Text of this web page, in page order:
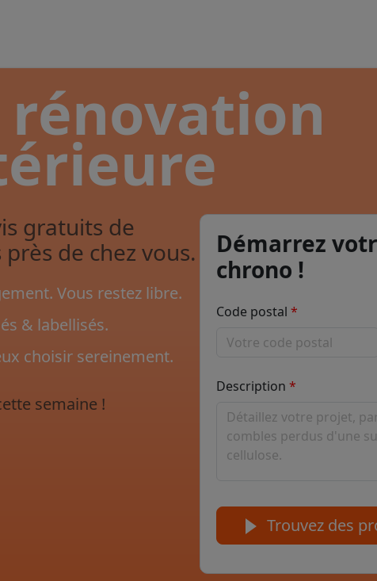
rénovation
gratuits de
de chez vous.
Vous restez libre.
& labellisés.
choisir sereinement.
semaine !
Démarrez
chrono !
Code postal
Description
Trouvez des